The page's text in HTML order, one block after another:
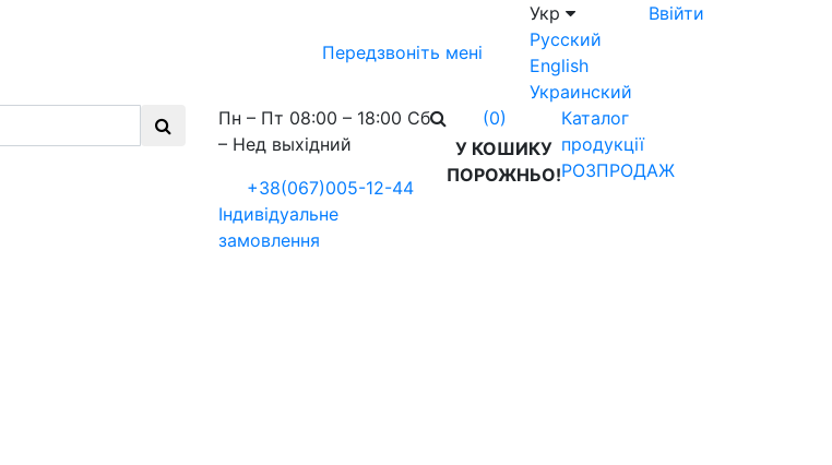
Передзвоніть мені
Укр
Русский
English
Украинский
Ввійти
Пн – Пт 08:00 – 18:00 Сб
– Нед выхідний
+38(067)005-12-44
Індивідуальне
замовлення
(0)
У КОШИКУ
ПОРОЖНЬО!
Каталог
продукції
РОЗПРОДАЖ